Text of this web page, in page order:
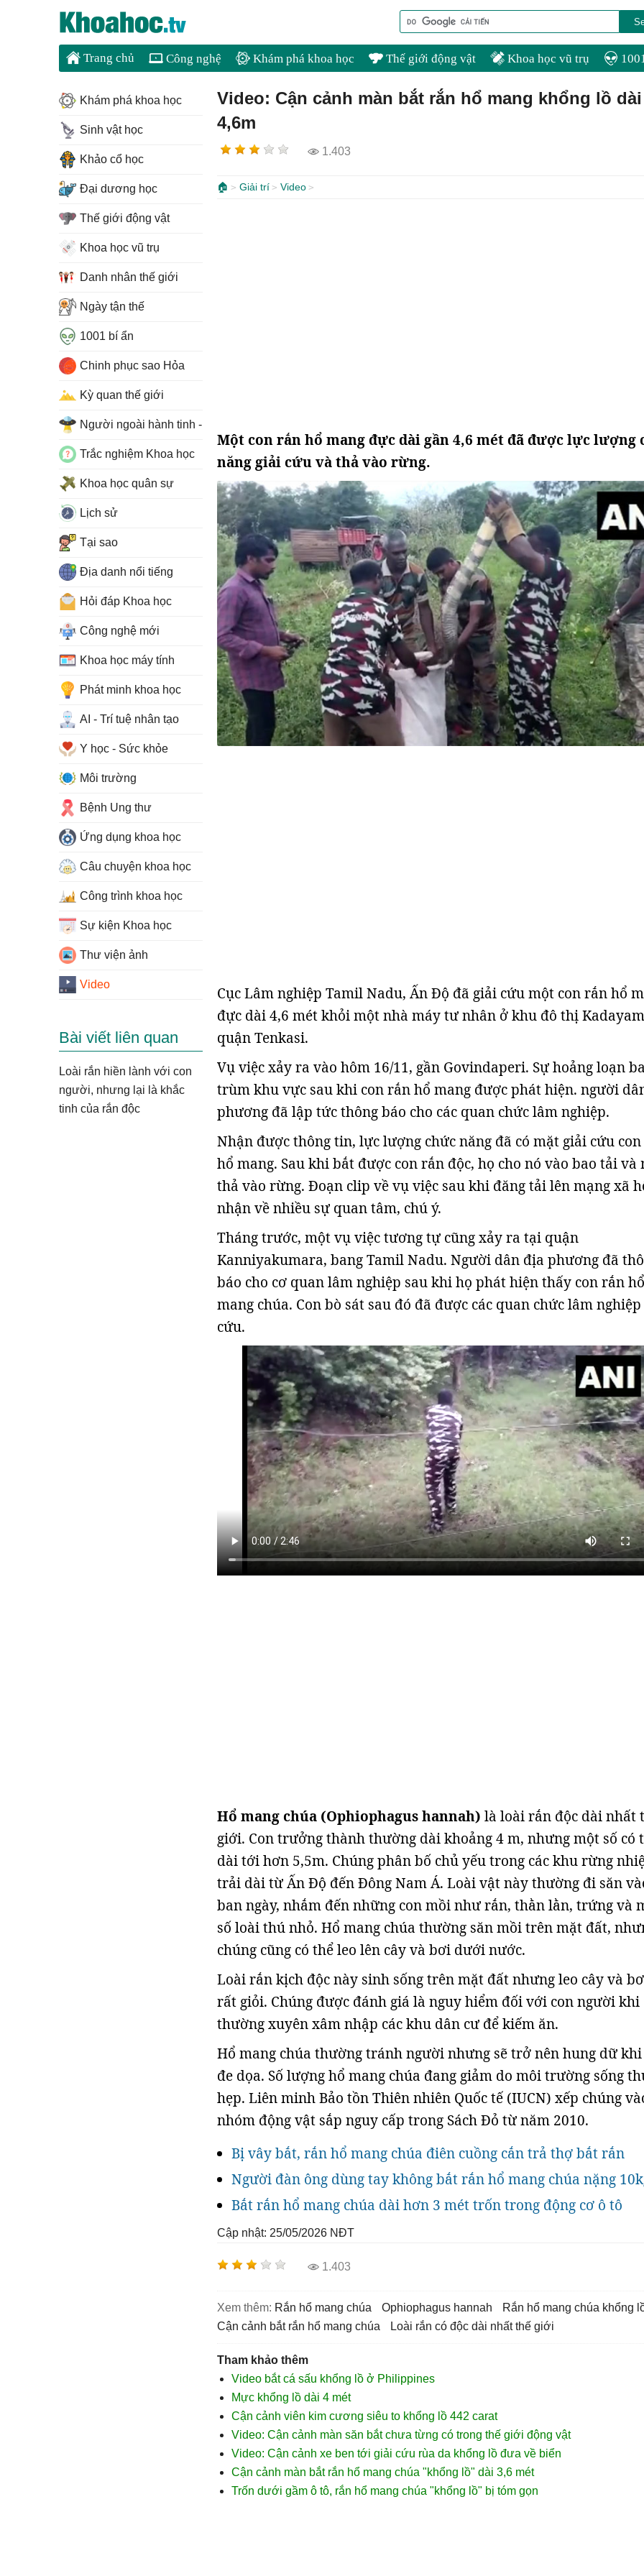
Trang chủ Công nghệ Khám phá khoa học Thế giới động vật Khoa học vũ trụ
Video: Cận cảnh màn bắt rắn hổ mang khổng lồ dài
4,6m
1.403
🏠 Giải trí Video
Một con rắn hổ mang đực dài gần 4,6 mét đã được lực lượng
năng giải cứu và thả vào rừng.
Cục Lâm nghiệp Tamil Nadu, Ấn Độ đã giải cứu một con rắn hổ
đực dài 4,6 mét khỏi một nhà máy tư nhân ở khu đô thị
quận Tenkasi.
Vụ việc xảy ra vào hôm 16/11, gần Govindaperi. Sự hoảng loạn
trùm khu vực sau khi con rắn hổ mang được phát hiện. người
phương đã lập tức thông báo cho các quan chức lâm nghiệp.
Nhận được thông tin, lực lượng chức năng đã có mặt giải cứu
hổ mang. Sau khi bắt được con rắn độc, họ cho nó vào bao tải và
thả vào rừng. Đoạn clip về vụ việc sau khi đăng tải lên mạng xã
nhận về nhiều sự quan tâm, chú ý.
Tháng trước, một vụ việc tương tự cũng xảy ra tại quận
Kanniyakumara, bang Tamil Nadu. Người dân địa phương đã
báo cho cơ quan lâm nghiệp sau khi họ phát hiện thấy con rắn hổ
mang chúa. Con bò sát sau đó đã được các quan chức lâm
cứu.
Hổ mang chúa (Ophiophagus hannah) là loài rắn độc dài nhất
giới. Con trưởng thành thường dài khoảng 4 m, nhưng một số có
dài tới hơn 5,5m. Chúng phân bố chủ yếu trong các khu rừng
trải dài từ Ấn Độ đến Đông Nam Á. Loài vật này thường đi săn
ban ngày, nhắm đến những con mồi như rắn, thằn lằn, trứng và
số loài thú nhỏ. Hổ mang chúa thường săn mồi trên mặt đất,
chúng cũng có thể leo lên cây và bơi dưới nước.
Loài rắn kịch độc này sinh sống trên mặt đất nhưng leo cây và
rất giỏi. Chúng được đánh giá là nguy hiểm đối với con người khi
thường xuyên xâm nhập các khu dân cư để kiếm ăn.
Hổ mang chúa thường tránh người nhưng sẽ trở nên hung dữ
đe dọa. Số lượng hổ mang chúa đang giảm do môi trường sống
hẹp. Liên minh Bảo tồn Thiên nhiên Quốc tế (IUCN) xếp chúng
nhóm động vật sắp nguy cấp trong Sách Đỏ từ năm 2010.
Bị vây bắt, rắn hổ mang chúa điên cuồng cắn trả thợ bắt rắn
Người đàn ông dùng tay không bắt rắn hổ mang chúa nặng
Bắt rắn hổ mang chúa dài hơn 3 mét trốn trong động cơ ô tô
Cập nhật: 25/05/2026 NĐT
1.403
Xem thêm: rắn hổ mang chúa Ophiophagus hannah
rắn hổ mang chúa khổng
cận cảnh bắt rắn hổ mang chúa
loài rắn có độc dài nhất thế giới
Tham khảo thêm
Video bắt cá sấu khổng lồ ở Philippines
Mực khổng lồ dài 4 mét
Cận cảnh viên kim cương siêu to khổng lồ 442 carat
Video: Cận cảnh màn săn bắt chưa từng có trong thế giới động vật
Video: Cận cảnh xe ben tới giải cứu rùa da khổng lồ đưa về biển
Cận cảnh màn bắt rắn hổ mang chúa "khổng lồ" dài 3,6 mét
Trốn dưới gầm ô tô, rắn hổ mang chúa "khổng lồ" bị tóm gọn
Khám phá khoa học
Sinh vật học
Khảo cổ học
Đại dương học
Thế giới động vật
Khoa học vũ trụ
Danh nhân thế giới
Ngày tận thế
1001 bí ẩn
Chinh phục sao Hỏa
Kỳ quan thế giới
Người ngoài hành tinh - UFO
Trắc nghiệm Khoa học
Khoa học quân sự
Lịch sử
Tại sao
Địa danh nổi tiếng
Hỏi đáp Khoa học
Công nghệ mới
Khoa học máy tính
Phát minh khoa học
AI - Trí tuệ nhân tạo
Y học - Sức khỏe
Môi trường
Bệnh Ung thư
Ứng dụng khoa học
Câu chuyện khoa học
Công trình khoa học
Sự kiện Khoa học
Thư viện ảnh
Video
Bài viết liên quan
Loài rắn hiền lành với con
người, nhưng lại là khắc
tinh của rắn độc